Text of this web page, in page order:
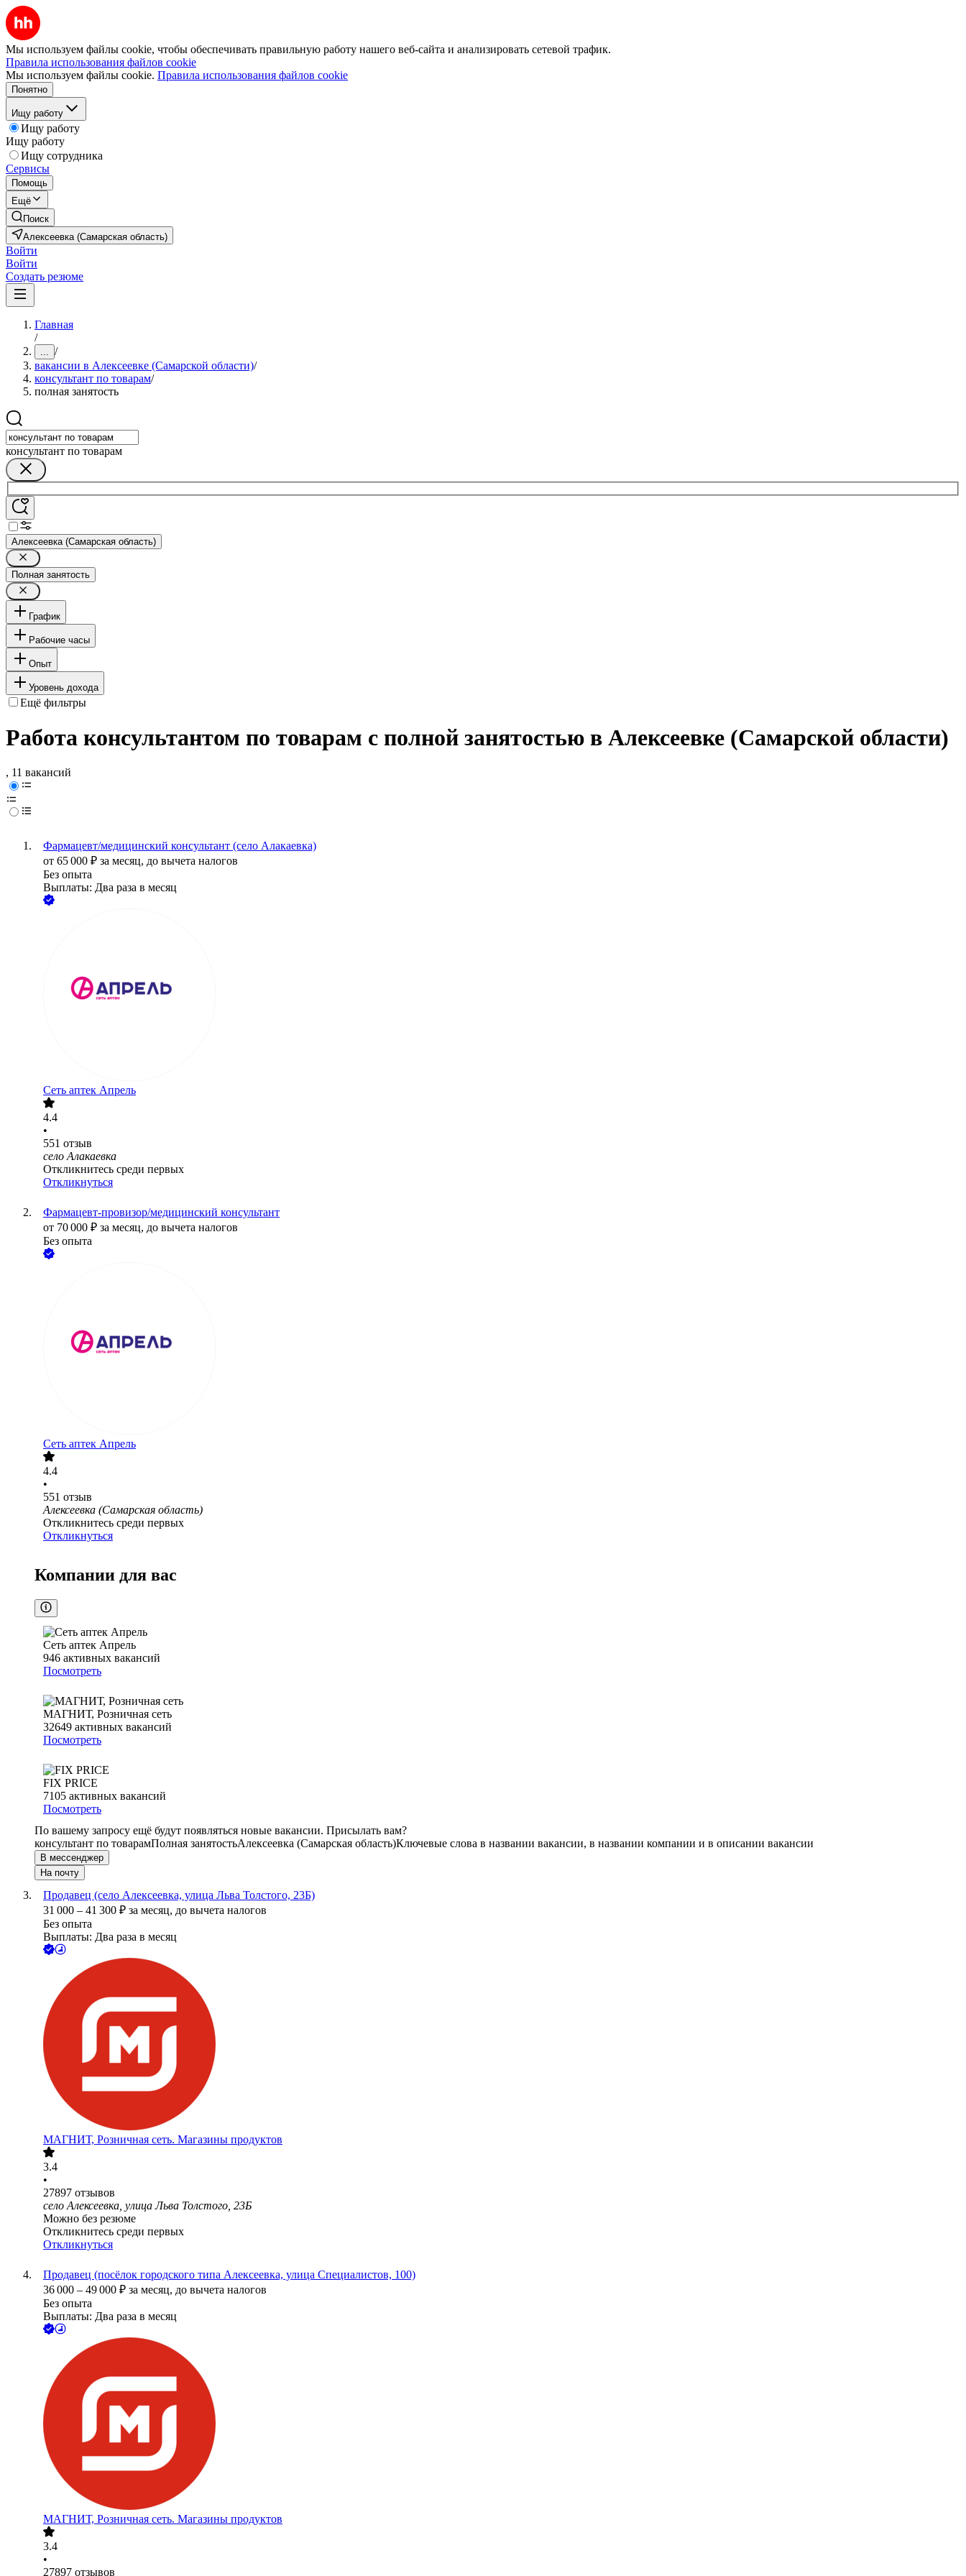
Мы используем файлы cookie, чтобы обеспечивать правильную работу нашего веб-сайта и анализировать сетевой трафик.
Правила использования файлов cookie
Мы используем файлы cookie. Правила использования файлов cookie
Понятно
Ищу работу
Ищу работу
Ищу работу
Ищу сотрудника
Сервисы
Помощь
Ещё
Поиск
Алексеевка (Самарская область)
Войти
Войти
Создать резюме
Главная
/
... /
вакансии в Алексеевке (Самарской области)/
консультант по товарам/
полная занятость
консультант по товарам
Алексеевка (Самарская область)
Полная занятость
График
Рабочие часы
Опыт
Уровень дохода
Ещё фильтры
Работа консультантом по товарам с полной занятостью в Алексеевке (Самарской области)
, 11 вакансий
Фармацевт/медицинский консультант (село Алакаевка)
от 65 000 ₽ за месяц, до вычета налогов
Без опыта
Выплаты: Два раза в месяц
Сеть аптек Апрель
4.4
•
551 отзыв
село Алакаевка
Откликнитесь среди первых
Откликнуться
Фармацевт-провизор/медицинский консультант
от 70 000 ₽ за месяц, до вычета налогов
Без опыта
Сеть аптек Апрель
4.4
•
551 отзыв
Алексеевка (Самарская область)
Откликнитесь среди первых
Откликнуться
Компании для вас
Сеть аптек Апрель
946 активных вакансий
Посмотреть
МАГНИТ, Розничная сеть
32649 активных вакансий
Посмотреть
FIX PRICE
7105 активных вакансий
Посмотреть
По вашему запросу ещё будут появляться новые вакансии. Присылать вам?
консультант по товарамПолная занятостьАлексеевка (Самарская область)Ключевые слова в названии вакансии, в названии компании и в описании вакансии
В мессенджер
На почту
Продавец (село Алексеевка, улица Льва Толстого, 23Б)
31 000 – 41 300 ₽ за месяц, до вычета налогов
Без опыта
Выплаты: Два раза в месяц
МАГНИТ, Розничная сеть. Магазины продуктов
3.4
•
27897 отзывов
село Алексеевка, улица Льва Толстого, 23Б
Можно без резюме
Откликнитесь среди первых
Откликнуться
Продавец (посёлок городского типа Алексеевка, улица Специалистов, 100)
36 000 – 49 000 ₽ за месяц, до вычета налогов
Без опыта
Выплаты: Два раза в месяц
МАГНИТ, Розничная сеть. Магазины продуктов
3.4
•
27897 отзывов